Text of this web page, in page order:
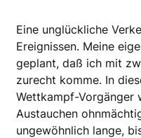
Eine unglückliche
Ereignissen. Meine
geplant, daß ich mit
zurecht komme. In
Wettkampf-Vorgänger
Austauchen
ungewöhnlich lange,